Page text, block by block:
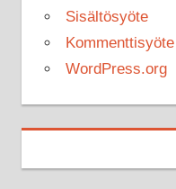
Sisältösyöte
Kommenttisyöte
WordPress.org